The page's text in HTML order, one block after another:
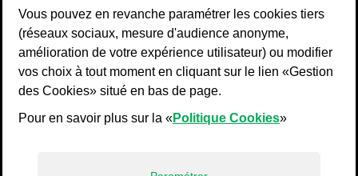
Vous pouvez en revanche paramétrer les cookies tiers
(réseaux sociaux, mesure d'audience anonyme,
amélioration de votre expérience utilisateur) ou modifier
vos choix à tout moment en cliquant sur le lien «Gestion
des Cookies» situé en bas de page.
Pour en savoir plus sur la «Politique Cookies»
Liens bas de page
Mentions légales
Plan du site
Accessibilité : non conforme